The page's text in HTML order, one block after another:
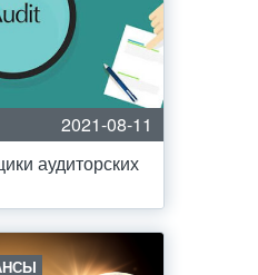
2021-08-11
аудиторских